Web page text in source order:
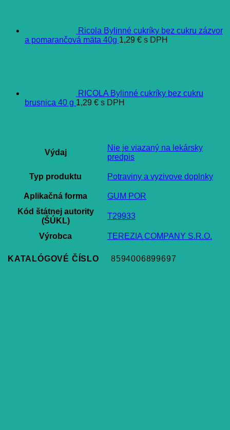
Ricola Bylinné cukríky bez cukru zázvor
a pomarančová mäta 40g 1,29 € s DPH
RICOLA Bylinné cukríky bez cukru
brusnica 40 g 1,29 € s DPH
Výdaj
Nie je viazaný na lekársky
predpis
Typ produktu Potraviny a vyzivove doplnky
Aplikačná forma
GUM POR
Kód štátnej autority
(ŠÚKL)
T29933
Výrobca TEREZIA COMPANY S.R.O.
KATALÓGOVÉ ČÍSLO 8594006899697